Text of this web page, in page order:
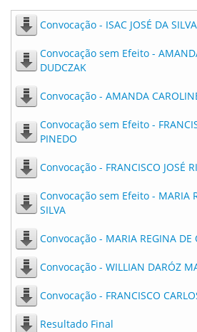
Convocação - ISAC JOSÉ DA
Convocação sem Efeito -
DUDCZAK
Convocação - AMANDA
Convocação sem Efeito -
PINEDO
Convocação - FRANCISCO JOSÉ
Convocação sem Efeito - MARIA
SILVA
Convocação - MARIA REGINA DE
Convocação - WILLIAN DARÓZ
Convocação - FRANCISCO
Resultado Final